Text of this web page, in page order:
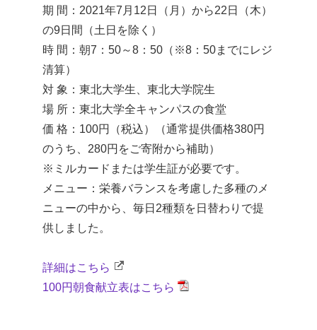
期 間：2021年7月12日（月）から22日（木）
の9日間（土日を除く）
時 間：朝7：50～8：50（※8：50までにレジ
清算）
対 象：東北大学生、東北大学院生
場 所：東北大学全キャンパスの食堂
価 格：100円（税込）（通常提供価格380円
のうち、280円をご寄附から補助）
※ミルカードまたは学生証が必要です。
メニュー：栄養バランスを考慮した多種のメ
ニューの中から、毎日2種類を日替わりで提
供しました。
詳細はこちら
100円朝食献立表はこちら